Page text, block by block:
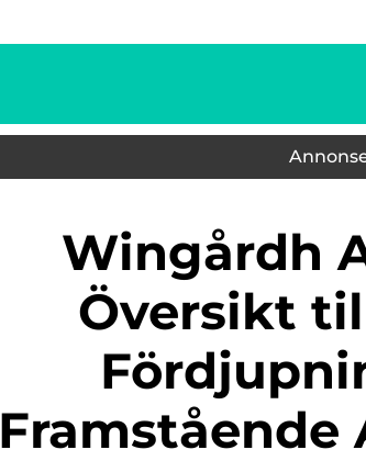
Wingårdh Arkitekt: Från
Översikt